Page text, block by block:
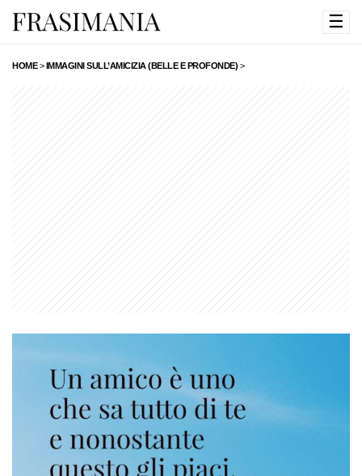
☰
HOME>IMMAGINI SULL’AMICIZIA (BELLE E PROFONDE) >